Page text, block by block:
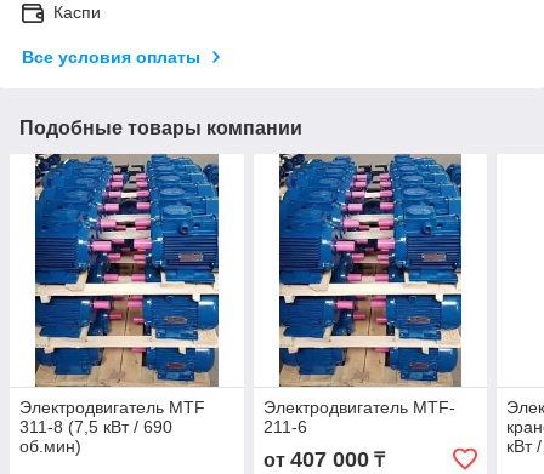
Каспи
Все условия оплаты
Подобные товары компании
Электродвигатель MTF
311-8 (7,5 кВт / 690
об.мин)
Электродвигатель MTF-
211-6
от 407 000₸
кВт